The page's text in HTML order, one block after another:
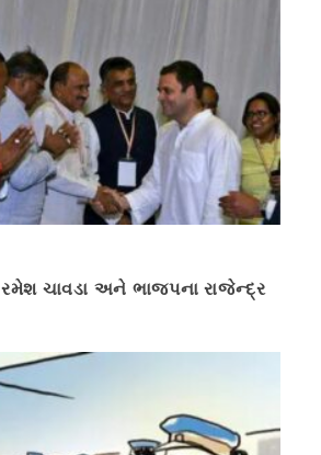
રમેશ ચાવડા અને ભાજપના રાજેન્દ્ર